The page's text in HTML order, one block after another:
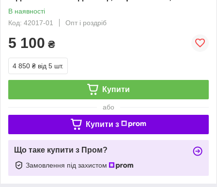
В наявності
Код: 42017-01
Опт і роздріб
5 100 ₴
4 850 ₴ від 5 шт.
Купити
або
Купити з
Що таке купити з Пром?
Замовлення під захистом